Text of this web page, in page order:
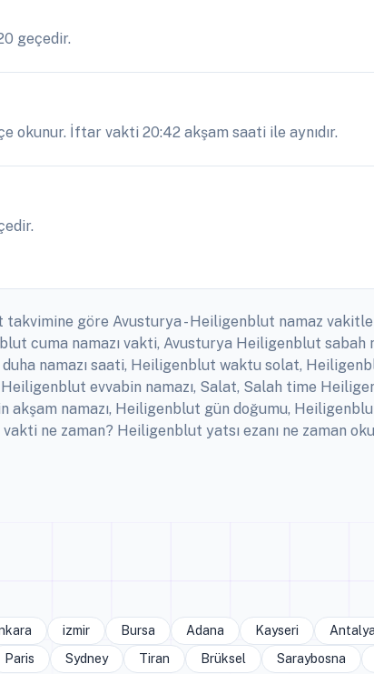
geçedir.
okunur. İftar vakti 20:42 akşam saati ile aynıdır.
göre Avusturya - Heiligenblut namaz
cuma namazı vakti, Avusturya Heiligenblut sabah
namazı saati, Heiligenblut waktu solat,
evvabin namazı, Salat, Salah time
namazı, Heiligenblut gün doğumu,
ne zaman? Heiligenblut yatsı ezanı ne zaman
izmir Bursa Adana Kayseri Antalya
Paris Sydney Tiran Brüksel Saraybosna